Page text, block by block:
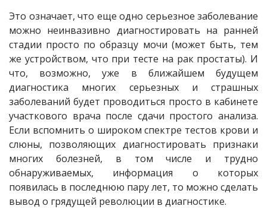
Это означает, что еще одно серьезное заболевание
можно неинвазивно диагностировать на ранней
стадии просто по образцу мочи (может быть, тем
же устройством, что при тесте на рак простаты). И
что, возможно, уже в ближайшем будущем
диагностика многих серьезных и страшных
заболеваний будет проводиться просто в кабинете
участкового врача после сдачи простого анализа.
Если вспомнить о широком спектре тестов крови и
слюны, позволяющих диагностировать признаки
многих болезней, в том числе и трудно
обнаруживаемых, информация о которых
появилась в последнюю пару лет, то можно сделать
вывод о грядущей революции в диагностике.